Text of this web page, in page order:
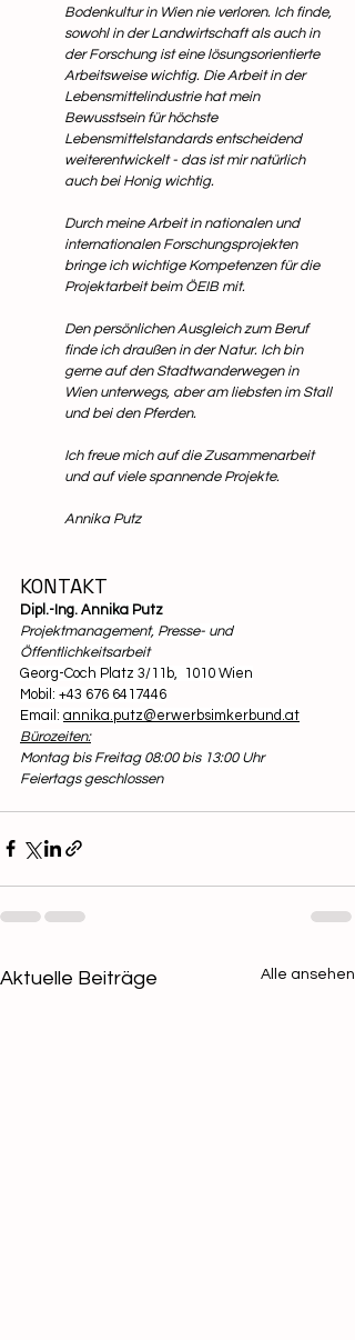
Bodenkultur in Wien nie verloren. Ich finde,
sowohl in der Landwirtschaft als auch in
der Forschung ist eine lösungsorientierte
Arbeitsweise wichtig. Die Arbeit in der
Lebensmittelindustrie hat mein
Bewusstsein für höchste
Lebensmittelstandards entscheidend
weiterentwickelt - das ist mir natürlich
auch bei Honig wichtig.
Durch meine Arbeit in nationalen und
internationalen Forschungsprojekten
bringe ich wichtige Kompetenzen für die
Projektarbeit beim ÖEIB mit.
Den persönlichen Ausgleich zum Beruf
finde ich draußen in der Natur. Ich bin
gerne auf den Stadtwanderwegen in
Wien unterwegs, aber am liebsten im Stall
und bei den Pferden.
Ich freue mich auf die Zusammenarbeit
und auf viele spannende Projekte.
Annika Putz
KONTAKT
Dipl.-Ing. Annika Putz
Projektmanagement, Presse- und
Öffentlichkeitsarbeit
Georg-Coch Platz 3/11b,  1010 Wien
Mobil: +43 676 6417446
Email: annika.putz@erwerbsimkerbund.at
Bürozeiten:
Montag bis Freitag 08:00 bis 13:00 Uhr
Feiertags geschlossen
Aktuelle Beiträge Alle ansehen